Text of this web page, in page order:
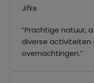
Jifke
“Prachtige natuur,
diverse activiteiten
overnachtingen.”